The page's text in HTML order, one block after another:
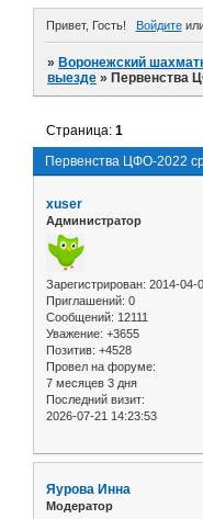
Привет, Гость! Войдите
»Воронежский
выезде »Первенства
Первенства ЦФО-2022
Страница:1
xuser
Администратор
Зарегистрирован: 2014-04-
Приглашений: 0
Сообщений: 12111
Уважение: +3655
Позитив: +4528
Провел на форуме:
7 месяцев 3 дня
Последний визит:
2026-07-21 14:23:53
Яурова Инна
Модератор